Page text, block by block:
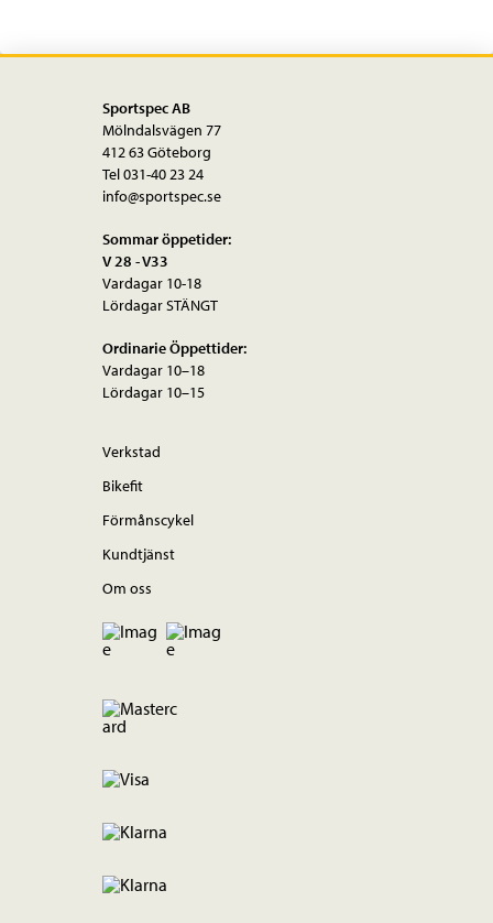
Sportspec AB
Mölndalsvägen 77
412 63 Göteborg
Tel 031-40 23 24
info@sportspec.se
Sommar öppetider:
V 28 - V33
Vardagar 10-18
Lördagar STÄNGT
Ordinarie Öppettider:
Vardagar 10–18
Lördagar 10–15
Verkstad
Bikefit
Förmånscykel
Kundtjänst
Om oss